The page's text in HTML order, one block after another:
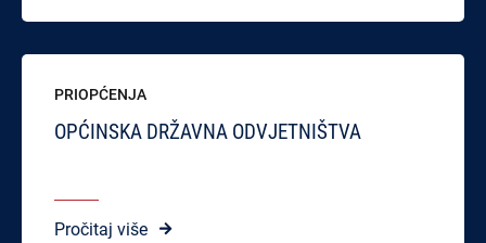
PRIOPĆENJA
OPĆINSKA DRŽAVNA ODVJETNIŠTVA
Pročitaj više